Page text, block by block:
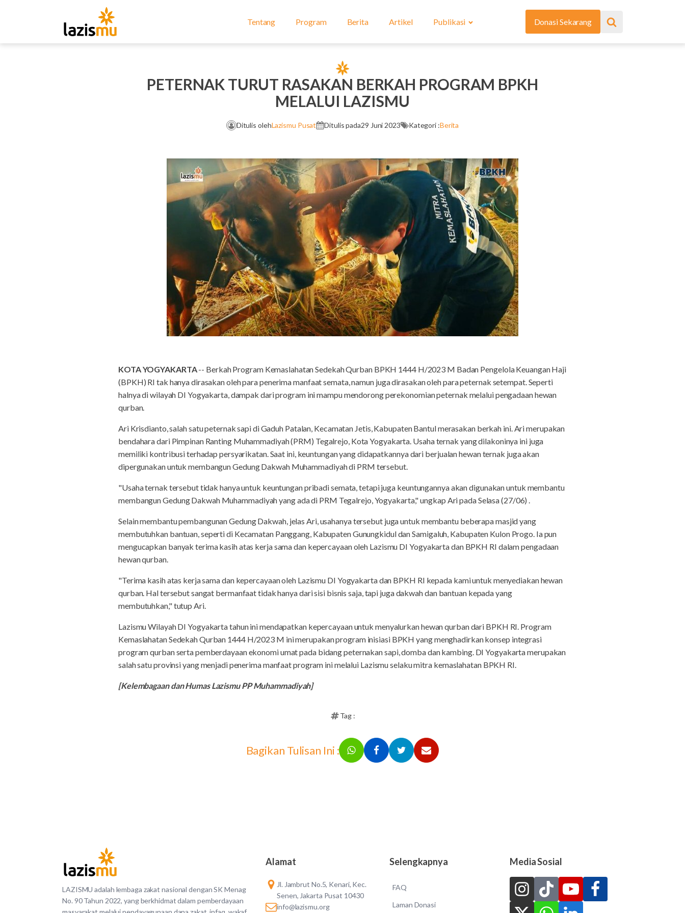
Tentang Program Berita Artikel Publikasi Donasi Sekarang
PETERNAK TURUT RASAKAN BERKAH PROGRAM BPKH
MELALUI LAZISMU
Ditulis olehLazismu Pusat Ditulis pada29 Juni 2023 Kategori :Berita
KOTA YOGYAKARTA-- Berkah Program Kemaslahatan Sedekah Qurban BPKH 1444 H/2023 M Badan Pengelola Keuangan Haji
(BPKH) RI tak hanya dirasakan oleh para penerima manfaat semata, namun juga dirasakan oleh para peternak setempat. Seperti
halnya di wilayah DI Yogyakarta, dampak dari program ini mampu mendorong perekonomian peternak melalui pengadaan hewan
qurban.
Ari Krisdianto, salah satu peternak sapi di Gaduh Patalan, Kecamatan Jetis, Kabupaten Bantul merasakan berkah ini. Ari merupakan
bendahara dari Pimpinan Ranting Muhammadiyah (PRM) Tegalrejo, Kota Yogyakarta. Usaha ternak yang dilakoninya ini juga
memiliki kontribusi terhadap persyarikatan. Saat ini, keuntungan yang didapatkannya dari berjualan hewan ternak juga akan
dipergunakan untuk membangun Gedung Dakwah Muhammadiyah di PRM tersebut.
"Usaha ternak tersebut tidak hanya untuk keuntungan pribadi semata, tetapi juga keuntungannya akan digunakan untuk membantu
membangun Gedung Dakwah Muhammadiyah yang ada di PRM Tegalrejo, Yogyakarta," ungkap Ari pada Selasa (27/06) .
Selain membantu pembangunan Gedung Dakwah, jelas Ari, usahanya tersebut juga untuk membantu beberapa masjid yang
membutuhkan bantuan, seperti di Kecamatan Panggang, Kabupaten Gunungkidul dan Samigaluh, Kabupaten Kulon Progo. Ia pun
mengucapkan banyak terima kasih atas kerja sama dan kepercayaan oleh Lazismu DI Yogyakarta dan BPKH RI dalam pengadaan
hewan qurban.
"Terima kasih atas kerja sama dan kepercayaan oleh Lazismu DI Yogyakarta dan BPKH RI kepada kami untuk menyediakan hewan
qurban. Hal tersebut sangat bermanfaat tidak hanya dari sisi bisnis saja, tapi juga dakwah dan bantuan kepada yang
membutuhkan," tutup Ari.
Lazismu Wilayah DI Yogyakarta tahun ini mendapatkan kepercayaan untuk menyalurkan hewan qurban dari BPKH RI. Program
Kemaslahatan Sedekah Qurban 1444 H/2023 M ini merupakan program inisiasi BPKH yang menghadirkan konsep integrasi
program qurban serta pemberdayaan ekonomi umat pada bidang peternakan sapi, domba dan kambing. DI Yogyakarta merupakan
salah satu provinsi yang menjadi penerima manfaat program ini melalui Lazismu selaku mitra kemaslahatan BPKH RI.
[Kelembagaan dan Humas Lazismu PP Muhammadiyah]
Tag :
Bagikan Tulisan Ini :
LAZISMU adalah lembaga zakat nasional dengan SK Menag
No. 90 Tahun 2022, yang berkhidmat dalam pemberdayaan
Alamat
Jl. Jambrut No.5, Kenari, Kec.
Senen, Jakarta Pusat 10430
info@lazismu.org
Selengkapnya
FAQ
Laman Donasi
Media Sosial